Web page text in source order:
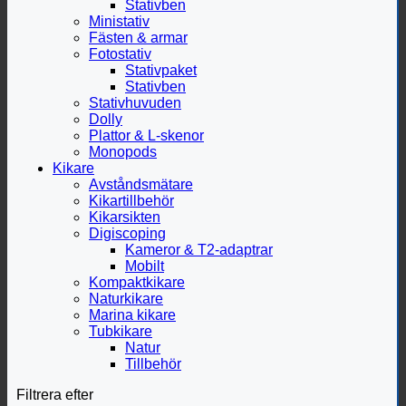
Stativben
Ministativ
Fästen & armar
Fotostativ
Stativpaket
Stativben
Stativhuvuden
Dolly
Plattor & L-skenor
Monopods
Kikare
Avståndsmätare
Kikartillbehör
Kikarsikten
Digiscoping
Kameror & T2-adaptrar
Mobilt
Kompaktkikare
Naturkikare
Marina kikare
Tubkikare
Natur
Tillbehör
Filtrera efter